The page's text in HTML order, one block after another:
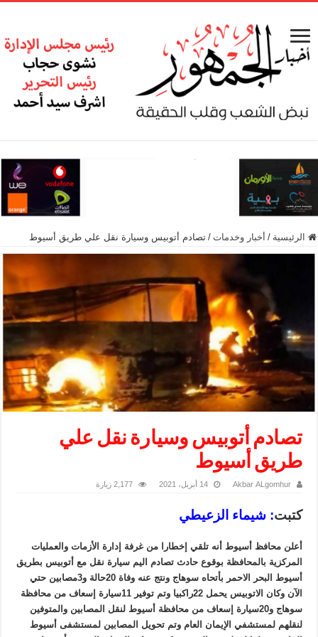
الرئيسية / أخبار وخدمات / تصادم أتوبيس وسيارة نقل علي طريق أسيوط
تصادم أتوبيس وسيارة نقل علي
طريق أسيوط
Akbar ALgomhur 14 أبريل، 2021 2,177 زيارة
كتبت: شيماء الزعيطي
أعلن محافظ أسيوط أنه تلقي إخطارا من غرفة إدارة الأزمات والعمليات
المركزية بالمحافظة بوقوع حادث تصادم اليم سيارة نقل مع أتوبيس بطريق
أسيوط البحر الاحمر بأتحاه سوهاج ونتج عنه وفاة 20حالة و3مصابين حتي
الآن وكان الاتوبيس يحمل 22راكبيا وتم توفير 11سيارة إسعاف من محافظة
سوهاج و20سيارة إسعاف من محافظة أسيوط لنقل المصابين والمتوفين
لنقلهم لمستشفي الإيمان العام وتم تحويل المصابين لمستشفى أسيوط